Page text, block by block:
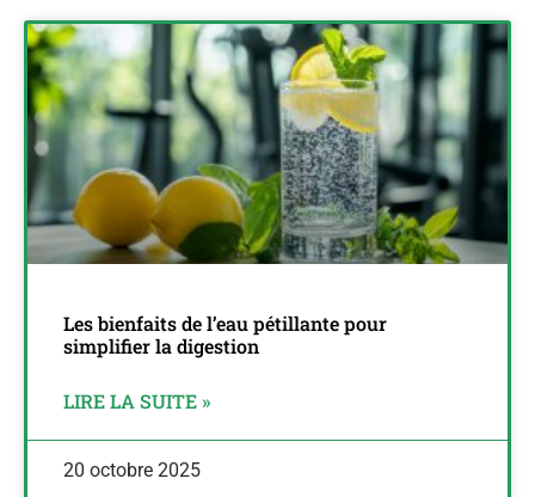
Les bienfaits de l’eau pétillante pour
simplifier la digestion
LIRE LA SUITE »
20 octobre 2025